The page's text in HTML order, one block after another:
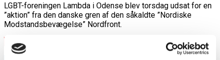
LGBT-foreningen Lambda i Odense blev torsdag udsat for en
”aktion” fra den danske gren af den såkaldte ”Nordiske
Modstandsbevægelse” Nordfront.
Læs mere